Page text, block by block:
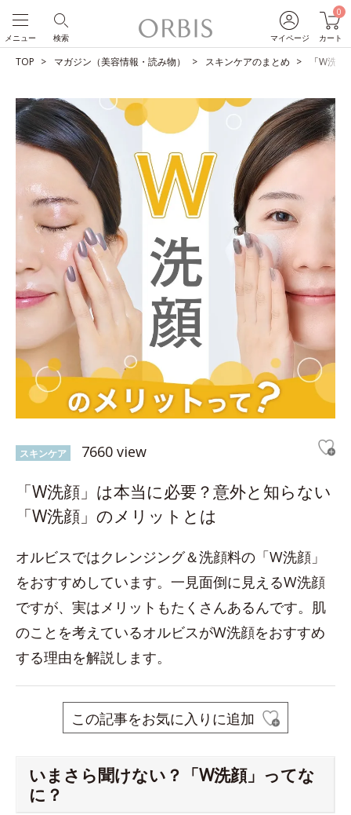
マイページ
0
カート
検索
メニュー
TOP マガジン（美容情報・読み物） スキンケアのまとめ 「W洗
スキンケア 7660 view
「W洗顔」は本当に必要？意外と知らない
「W洗顔」のメリットとは
オルビスではクレンジング＆洗顔料の「W洗顔」
をおすすめしています。一見面倒に見えるW洗顔
ですが、実はメリットもたくさんあるんです。肌
のことを考えているオルビスがW洗顔をおすすめ
する理由を解説します。
この記事をお気に入りに追加
いまさら聞けない？「W洗顔」ってな
に？